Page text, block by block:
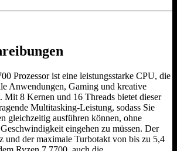
Prozessor ist eine leistungsstarke CPU, die
Anwendungen, Gaming und kreative
Mit 8 Kernen und 16 Threads bietet dieser
Multitasking-Leistung, sodass Sie
gleichzeitig ausführen können, ohne
eingehen zu müssen. Der
und der maximale Turbotakt von bis zu 5,4